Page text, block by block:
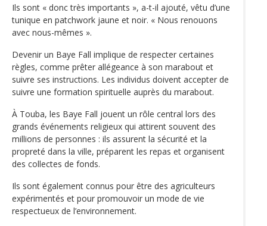
Ils sont « donc très importants », a-t-il ajouté, vêtu d’une
tunique en patchwork jaune et noir. « Nous renouons
avec nous-mêmes ».
Devenir un Baye Fall implique de respecter certaines
règles, comme prêter allégeance à son marabout et
suivre ses instructions. Les individus doivent accepter de
suivre une formation spirituelle auprès du marabout.
À Touba, les Baye Fall jouent un rôle central lors des
grands événements religieux qui attirent souvent des
millions de personnes : ils assurent la sécurité et la
propreté dans la ville, préparent les repas et organisent
des collectes de fonds.
Ils sont également connus pour être des agriculteurs
expérimentés et pour promouvoir un mode de vie
respectueux de l’environnement.